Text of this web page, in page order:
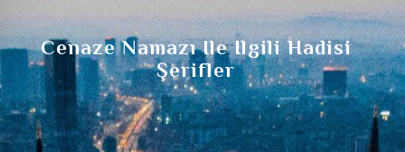
Cenaze Namazı Ile Ilgili Hadisi
Şerifler